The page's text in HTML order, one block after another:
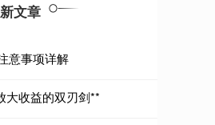
文章
意事项详解
大收益的双刃剑**